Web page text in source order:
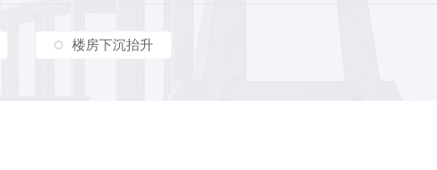
楼房下沉抬升